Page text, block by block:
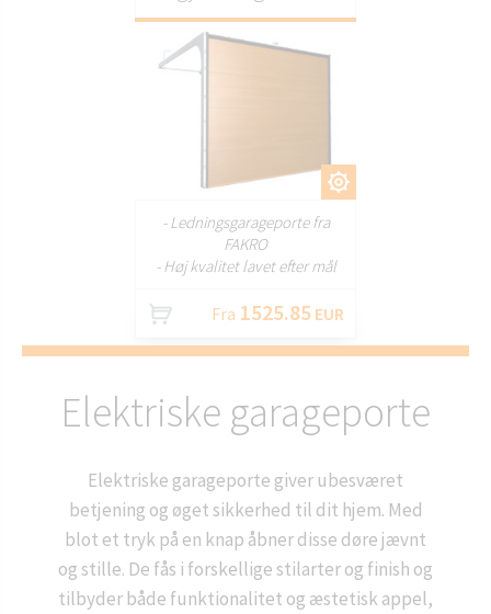
TILPAS
- Ledningsgarageporte fra
FAKRO
- Høj kvalitet lavet efter mål
Fra 1525.85 EUR
Elektriske garageporte
Elektriske garageporte giver ubesværet
betjening og øget sikkerhed til dit hjem. Med
blot et tryk på en knap åbner disse døre jævnt
og stille. De fås i forskellige stilarter og finish og
tilbyder både funktionalitet og æstetisk appel,